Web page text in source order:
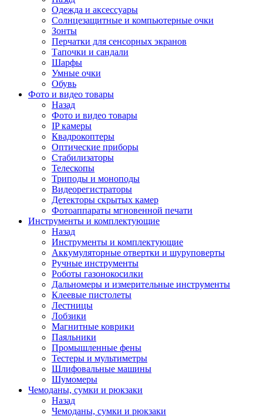
Одежда и аксессуары
Солнцезащитные и компьютерные очки
Зонты
Перчатки для сенсорных экранов
Тапочки и сандали
Шарфы
Умные очки
Обувь
Фото и видео товары
Назад
Фото и видео товары
IP камеры
Квадрокоптеры
Оптические приборы
Стабилизаторы
Телескопы
Триподы и моноподы
Видеорегистраторы
Детекторы скрытых камер
Фотоаппараты мгновенной печати
Инструменты и комплектующие
Назад
Инструменты и комплектующие
Аккумуляторные отвертки и шуруповерты
Ручные инструменты
Роботы газонокосилки
Дальномеры и измерительные инструменты
Клеевые пистолеты
Лестницы
Лобзики
Магнитные коврики
Паяльники
Промышленные фены
Тестеры и мультиметры
Шлифовальные машины
Шумомеры
Чемоданы, сумки и рюкзаки
Назад
Чемоданы, сумки и рюкзаки